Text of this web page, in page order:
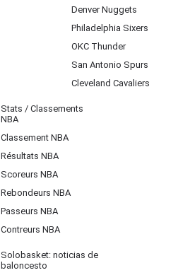
Denver Nuggets
Philadelphia Sixers
OKC Thunder
San Antonio Spurs
Cleveland Cavaliers
Stats / Classements
NBA
Classement NBA
Résultats NBA
Scoreurs NBA
Rebondeurs NBA
Passeurs NBA
Contreurs NBA
Solobasket: noticias de
baloncesto